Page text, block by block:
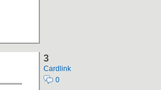
3
Cardlink
0